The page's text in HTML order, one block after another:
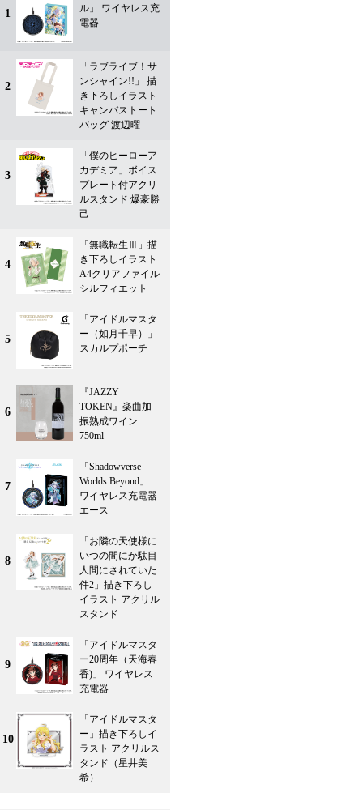
1
ル」 ワイヤレス充
電器
2
「ラブライブ！サ
ンシャイン!!」 描
き下ろしイラスト
キャンバストート
バッグ 渡辺曜
3
「僕のヒーローア
カデミア」ボイス
プレート付アクリ
ルスタンド 爆豪勝
己
4
「無職転生Ⅲ」描
き下ろしイラスト
A4クリアファイル
シルフィエット
5
「アイドルマスタ
ー（如月千早）」
スカルプポーチ
6
『JAZZY
TOKEN』楽曲加
振熟成ワイン
750ml
7
「Shadowverse
Worlds Beyond」
ワイヤレス充電器
エース
8
「お隣の天使様に
いつの間にか駄目
人間にされていた
件2」描き下ろし
イラスト アクリル
スタンド
9
「アイドルマスタ
ー20周年（天海春
香)」 ワイヤレス
充電器
10
「アイドルマスタ
ー」描き下ろしイ
ラスト アクリルス
タンド（星井美
希）